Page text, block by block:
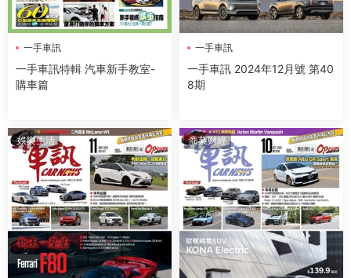
一手車訊
一手車訊特輯 汽車新手教室-
購車篇
一手車訊
一手車訊 2024年12月號 第40
8期
娛樂生活 商業财經